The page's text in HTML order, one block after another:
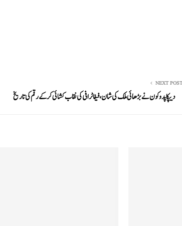
NEXT POST
دیپکا پدوکون نے بڑھائی ملک کی شان، فیفا ٹرافی کی نقاب کشائی کر کے رقم کی تاریخ